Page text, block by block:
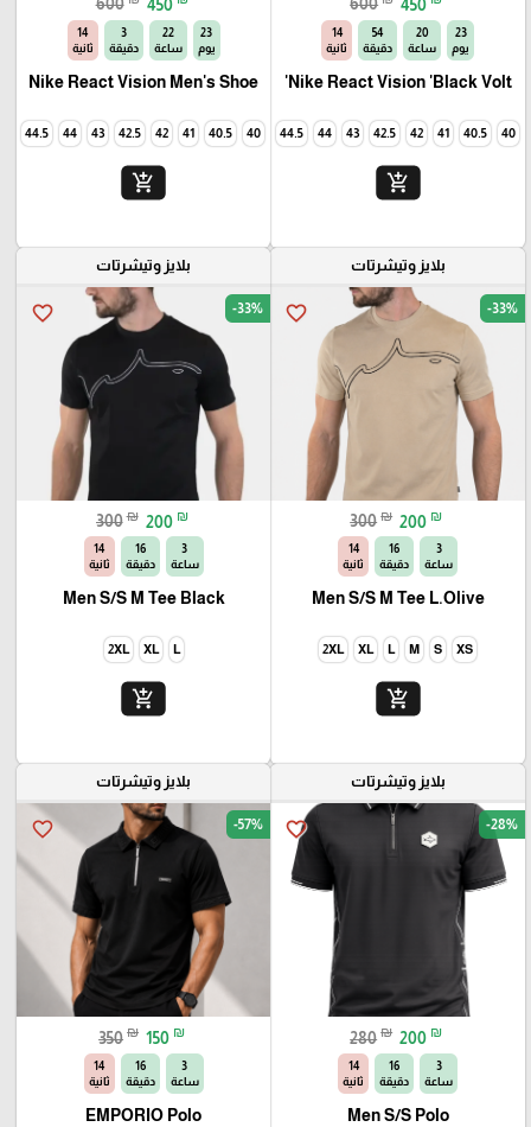
600 450
23
يوم
20
ساعة
54
دقيقة
13
ثانية
Nike React Vision 'Black Volt'
40
40.5
41
42
42.5
43
44
44.5
45
add_shopping_cart
600 450
23
يوم
22
ساعة
3
دقيقة
13
ثانية
Nike React Vision Men's Shoe
40
40.5
41
42
42.5
43
44
44.5
add_shopping_cart
بلايز وتيشرتات
favorite_border -33%
300 ₪ 200 ₪
3
ساعة
16
دقيقة
13
ثانية
Men S/S M Tee L.Olive
XS
S
M
L
XL
2XL
add_shopping_cart
بلايز وتيشرتات
favorite_border -33%
300 ₪ 200 ₪
3
ساعة
16
دقيقة
13
ثانية
Men S/S M Tee Black
L
XL
2XL
add_shopping_cart
بلايز وتيشرتات
favorite_border -28%
280 ₪ 200 ₪
3
ساعة
16
دقيقة
13
ثانية
Men S/S Polo
بلايز وتيشرتات
favorite_border -57%
350 ₪ 150 ₪
3
ساعة
16
دقيقة
13
ثانية
EMPORIO Polo